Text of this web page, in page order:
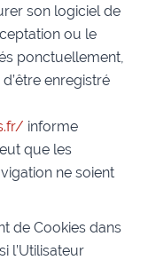
son logiciel de
ou le
ponctuellement,
enregistré
informe
que les
ne soient
de Cookies dans
l’Utilisateur